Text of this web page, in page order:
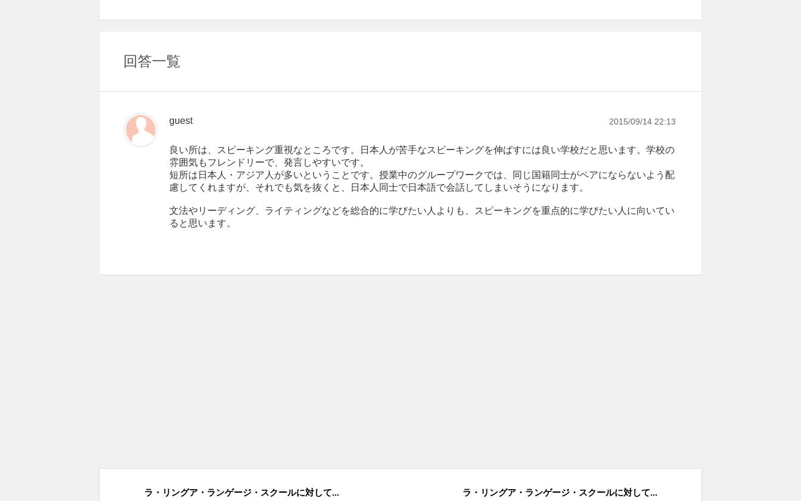
回答一覧
guest 2015/09/14 22:13
良い所は、スピーキング重視なところです。日本人が苦手なスピーキングを伸ばすには良い学校だと思います。学校の
雰囲気もフレンドリーで、発言しやすいです。
短所は日本人・アジア人が多いということです。授業中のグループワークでは、同じ国籍同士がペアにならないよう配
慮してくれますが、それでも気を抜くと、日本人同士で日本語で会話してしまいそうになります。
文法やリーディング、ライティングなどを総合的に学びたい人よりも、スピーキングを重点的に学びたい人に向いてい
ると思います。
ラ・リングア・ランゲージ・スクールに対して... ラ・リングア・ランゲージ・スクールに対して...